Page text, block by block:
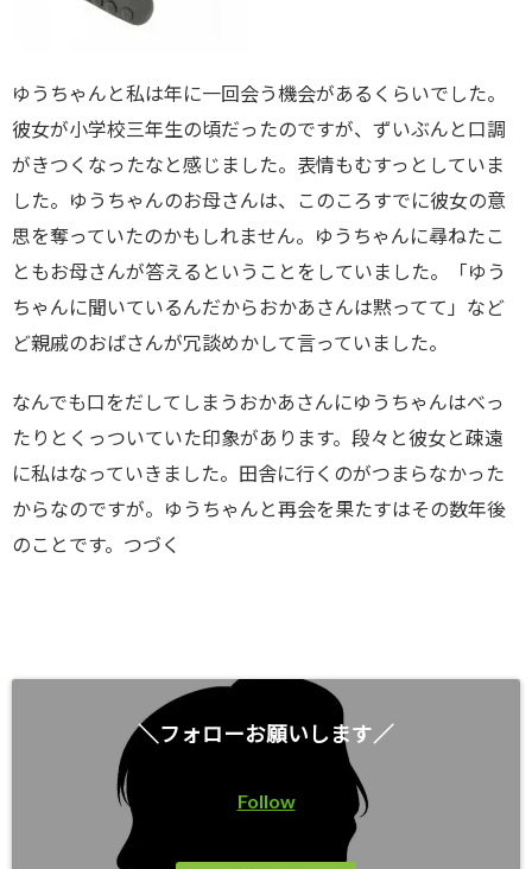
ゆうちゃんと私は年に一回会う機会があるくらいでした。
彼女が小学校三年生の頃だったのですが、ずいぶんと口調
がきつくなったなと感じました。表情もむすっとしていま
した。ゆうちゃんのお母さんは、このころすでに彼女の意
思を奪っていたのかもしれません。ゆうちゃんに尋ねたこ
ともお母さんが答えるということをしていました。「ゆう
ちゃんに聞いているんだからおかあさんは黙ってて」など
ど親戚のおばさんが冗談めかして言っていました。
なんでも口をだしてしまうおかあさんにゆうちゃんはべっ
たりとくっついていた印象があります。段々と彼女と疎遠
に私はなっていきました。田舎に行くのがつまらなかった
からなのですが。ゆうちゃんと再会を果たすはその数年後
のことです。つづく
＼フォローお願いします／
Follow